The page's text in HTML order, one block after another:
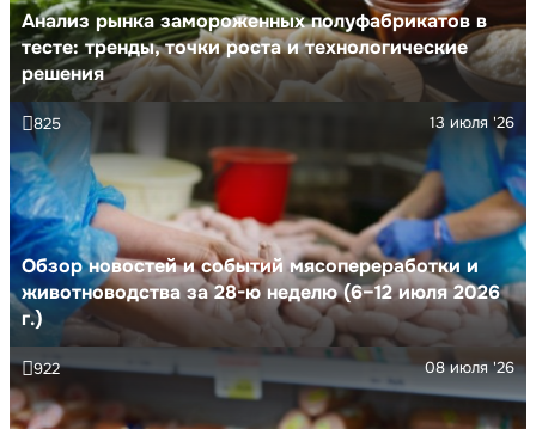
Анализ рынка замороженных полуфабрикатов в
тесте: тренды, точки роста и технологические
решения
Обзор новостей и событий мясопереработки и
животноводства за 28-ю неделю (6–12 июля 2026
г.)
13 июля '26
825
08 июля '26
922